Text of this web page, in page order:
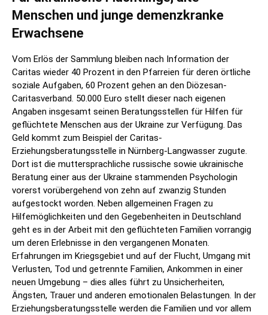
Menschen und junge demenzkranke
Erwachsene
Vom Erlös der Sammlung bleiben nach Information der
Caritas wieder 40 Prozent in den Pfarreien für deren örtliche
soziale Aufgaben, 60 Prozent gehen an den Diözesan-
Caritasverband. 50.000 Euro stellt dieser nach eigenen
Angaben insgesamt seinen Beratungsstellen für Hilfen für
geflüchtete Menschen aus der Ukraine zur Verfügung. Das
Geld kommt zum Beispiel der Caritas-
Erziehungsberatungsstelle in Nürnberg-Langwasser zugute.
Dort ist die muttersprachliche russische sowie ukrainische
Beratung einer aus der Ukraine stammenden Psychologin
vorerst vorübergehend von zehn auf zwanzig Stunden
aufgestockt worden. Neben allgemeinen Fragen zu
Hilfemöglichkeiten und den Gegebenheiten in Deutschland
geht es in der Arbeit mit den geflüchteten Familien vorrangig
um deren Erlebnisse in den vergangenen Monaten.
Erfahrungen im Kriegsgebiet und auf der Flucht, Umgang mit
Verlusten, Tod und getrennte Familien, Ankommen in einer
neuen Umgebung – dies alles führt zu Unsicherheiten,
Ängsten, Trauer und anderen emotionalen Belastungen. In der
Erziehungsberatungsstelle werden die Familien und vor allem